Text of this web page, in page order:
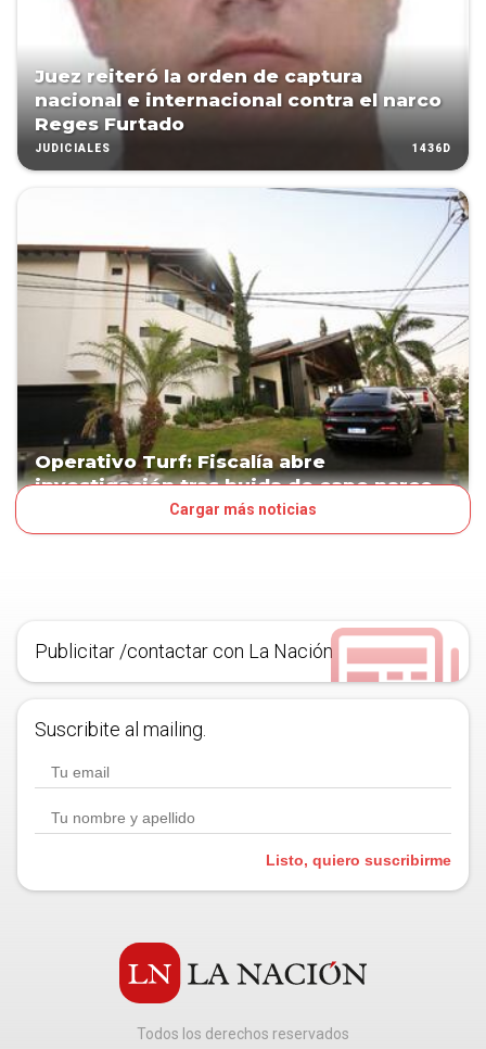
Juez reiteró la orden de captura
nacional e internacional contra el narco
Reges Furtado
JUDICIALES 1436D
Operativo Turf: Fiscalía abre
investigación tras huida de capo narco
Cargar más noticias
Publicitar /contactar con La Nación
Suscribite al mailing.
Listo, quiero suscribirme
Todos los derechos reservados